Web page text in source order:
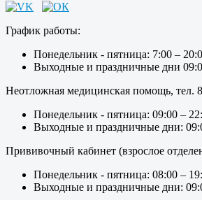
График работы:
Понедельник - пятница: 7:00 –
Выходные и праздничные дни
Неотложная медицинская помощь, тел.
Понедельник - пятница: 09:00 –
Выходные и праздничные дни:
Прививочный кабинет (взрослое
Понедельник - пятница: 08:00 –
Выходные и праздничные дни: